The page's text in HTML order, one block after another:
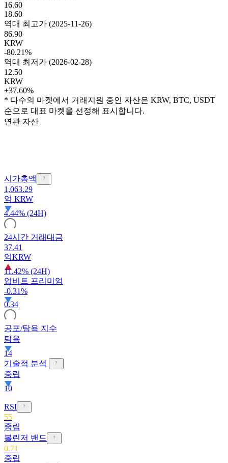
16.60
18.60
역대 최고가 (2025-11-26)
86.90
KRW
-80.21%
역대 최저가 (2026-02-28)
12.50
KRW
+37.60%
* 다수의 마켓에서 거래지원 중인 자산은 KRW, BTC, USDT
순으로 대표 마켓을 선정해 표시합니다.
연관 자산
시가총액
1,063.29
억 KRW
4.44% (24H)
24시간 거래대금
37.41
억KRW
11.42% (24H)
업비트 프리미엄
-0.31%
0.34
공포/탐욕 지수
탐욕
14
기술적 분석
중립
10
RSI
55
중립
볼린저 밴드
0.71
중립